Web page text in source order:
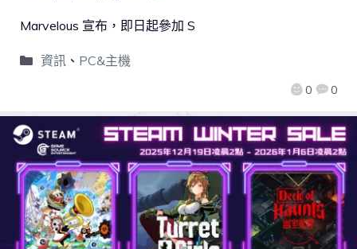
0 0
Marvelous 宣布，即日起參加 S
資訊、 PC&主機